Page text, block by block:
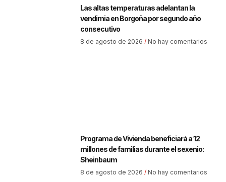
Las altas temperaturas adelantan la
vendimia en Borgoña por segundo año
consecutivo
8 de agosto de 2026 No hay comentarios
Programa de Vivienda beneficiará a 12
millones de familias durante el sexenio:
Sheinbaum
8 de agosto de 2026 No hay comentarios